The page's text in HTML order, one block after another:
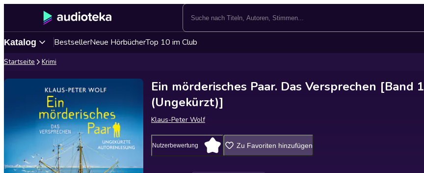
Katalog BestsellerNeue HörbücherTop 10 im Club
Startseite Krimi
Ein mörderisches Paar. Das Versprechen [Band 1
(Ungekürzt)]
Klaus-Peter Wolf
Nutzerbewertung Zu Favoriten hinzufügen